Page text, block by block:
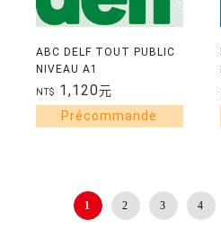
ABC DELF TOUT PUBLIC
NIVEAU A1
NT$ 1,120元
1 2 3 4